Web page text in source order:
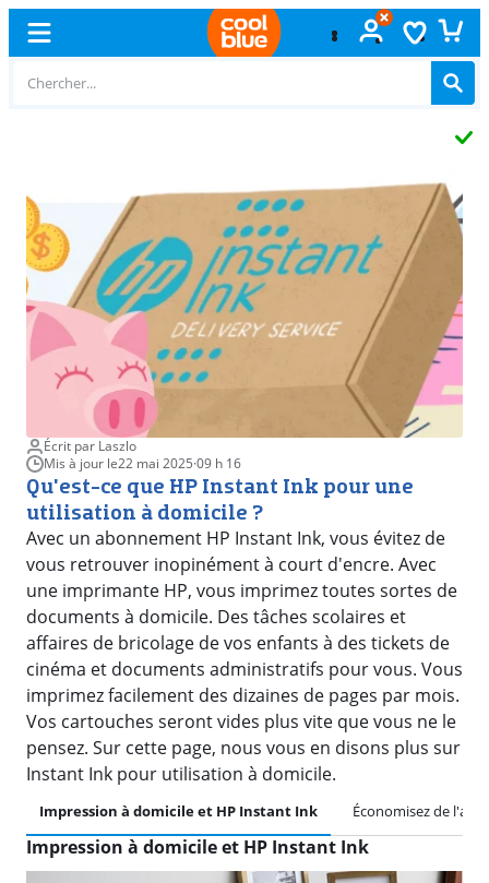
Écrit par Laszlo
Mis à jour le22 mai 2025·09 h 16
Qu'est-ce que HP Instant Ink pour une
utilisation à domicile ?
Avec un abonnement HP Instant Ink, vous évitez de
vous retrouver inopinément à court d'encre. Avec
une imprimante HP, vous imprimez toutes sortes de
documents à domicile. Des tâches scolaires et
affaires de bricolage de vos enfants à des tickets de
cinéma et documents administratifs pour vous. Vous
imprimez facilement des dizaines de pages par mois.
Vos cartouches seront vides plus vite que vous ne le
pensez. Sur cette page, nous vous en disons plus sur
Instant Ink pour utilisation à domicile.
Impression à domicile et HP Instant Ink Économisez de
Impression à domicile et HP Instant Ink